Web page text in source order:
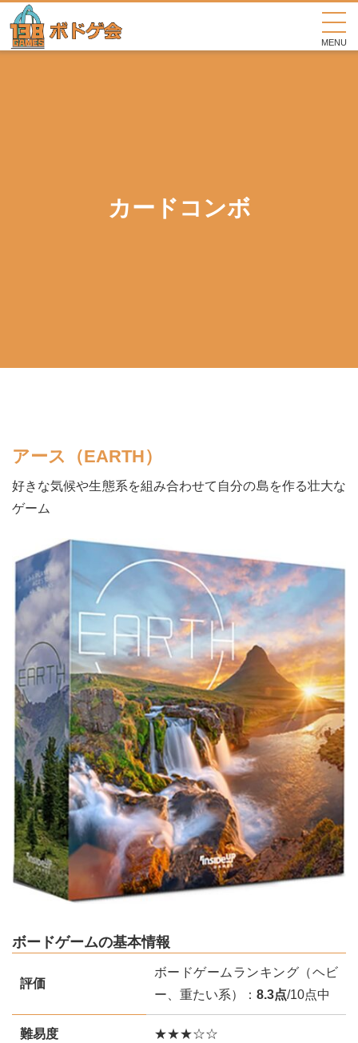
MENU
カードコンボ
アース（EARTH）
好きな気候や生態系を組み合わせて自分の島を作る壮大な
ゲーム
ボードゲームの基本情報
評価
ボードゲームランキング（ヘビ
ー、重たい系）： 8.3点/10点中
難易度 ★★★☆☆